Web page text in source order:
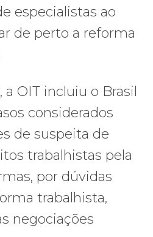
especialistas ao
de perto a reforma
OIT incluiu o Brasil
considerados
de suspeita de
trabalhistas pela
por dúvidas
trabalhista,
negociações